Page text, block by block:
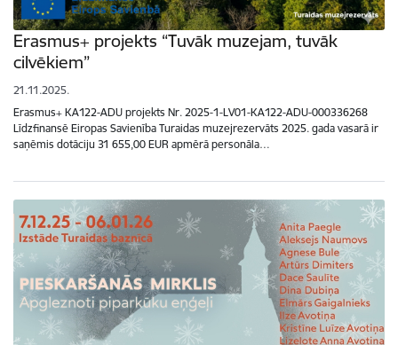
Erasmus+ projekts “Tuvāk muzejam, tuvāk
cilvēkiem”
21.11.2025.
Erasmus+ KA122-ADU projekts Nr. 2025-1-LV01-KA122-ADU-000336268
Līdzfinansē Eiropas Savienība Turaidas muzejrezervāts 2025. gada vasarā ir
saņēmis dotāciju 31 655,00 EUR apmērā personāla…